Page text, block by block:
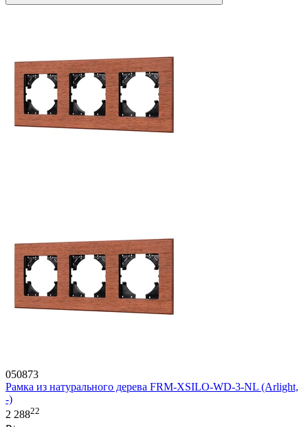
050873
Рамка из натурального дерева FRM-XSILO-WD-3-NL (Arlight,
-)
2 28822